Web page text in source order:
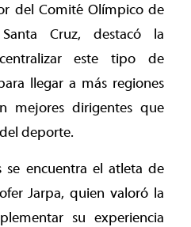
del Comité Olímpico de
Cruz, destacó la
este tipo de
llegar a más regiones
mejores dirigentes que
deporte.
se encuentra el atleta de
Jarpa, quien valoró la
su experiencia